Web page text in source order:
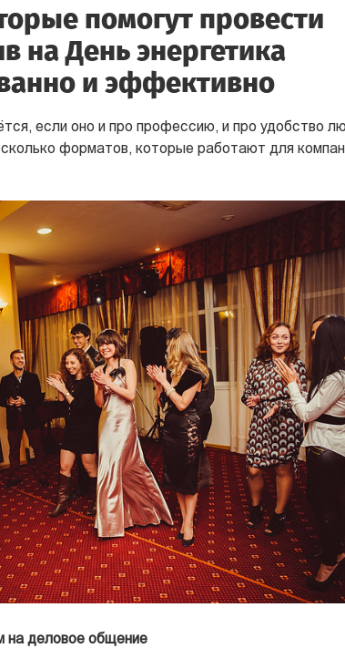
помогут провести
на День энергетика
и эффективно
если оно и про профессию, и про удобство
форматов, которые работают для
на деловое общение